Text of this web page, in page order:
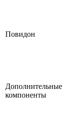
Повидон
Дополнительные
компоненты